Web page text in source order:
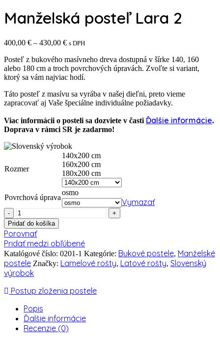
Manželská posteľ Lara 2
400,00 € – 430,00 €Price
400,00 €
through
430,00 €
s DPH
Posteľ z bukového masívneho dreva dostupná v šírke 140, 160
alebo 180 cm a troch povrchových úpravách. Zvoľte si variant,
ktorý sa vám najviac hodí.
Táto posteľ z masívu sa vyrába v našej dieľni, preto vieme
zapracovať aj Vaše špeciálne individuálne požiadavky.
Viac informácii o posteli sa dozviete v časti Ďalšie informácie.
Doprava v rámci SR je zadarmo!
Rozmer
140x200 cm
160x200 cm
180x200 cm
Povrchová úprava
osmo
Vymazať
množstvo
Manželská
posteľ
Lara
2
Pridať do košíka
Porovnať
Pridať medzi obľúbené
Katalógové číslo: 0201-1 Kategórie: Bukové postele, Manželské
postele Značky: Lamelové rošty, Latové rošty, Slovenský
výrobok
Postup zloženia postele
Popis
Ďalšie informácie
Recenzie (0)